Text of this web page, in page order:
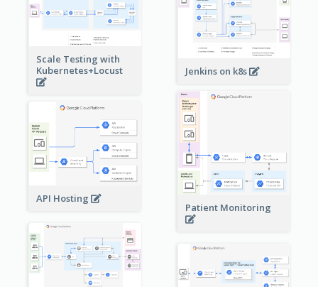
Jenkins on k8s
Scale Testing with
Kubernetes+Locust
Patient Monitoring
API Hosting